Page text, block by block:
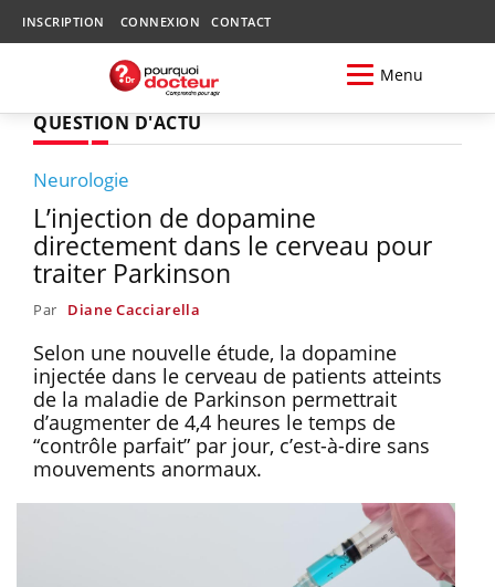
INSCRIPTION CONNEXION CONTACT
Menu
QUESTION D'ACTU
Neurologie
L’injection de dopamine
directement dans le cerveau pour
traiter Parkinson
Par Diane Cacciarella
Selon une nouvelle étude, la dopamine
injectée dans le cerveau de patients atteints
de la maladie de Parkinson permettrait
d’augmenter de 4,4 heures le temps de
“contrôle parfait” par jour, c’est-à-dire sans
mouvements anormaux.